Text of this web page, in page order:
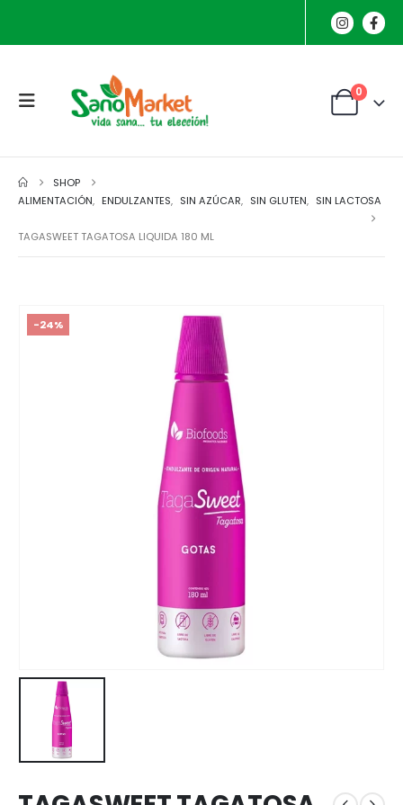
0
SHOP
ALIMENTACIÓN, ENDULZANTES, SIN AZÚCAR, SIN GLUTEN, SIN LACTOSA
TAGASWEET TAGATOSA LIQUIDA 180 ML
-24%